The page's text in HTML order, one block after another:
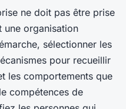
ne doit pas être prise
une organisation
sélectionner les
pour recueillir
les comportements que
compétences de